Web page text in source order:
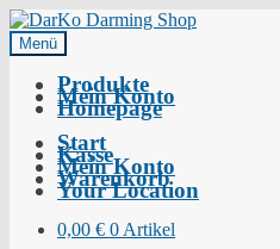
Menü
Produkte
Mein Konto
Homepage
Start
Kasse
Mein Konto
Warenkorb
Your Location
0,00 € 0 Artikel